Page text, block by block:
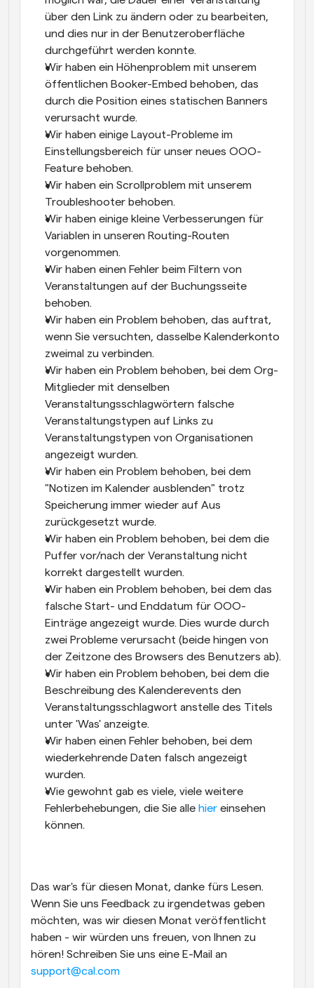
über den Link zu ändern oder zu bearbeiten,
und dies nur in der Benutzeroberfläche
durchgeführt werden konnte.
Wir haben ein Höhenproblem mit unserem
öffentlichen Booker-Embed behoben, das
durch die Position eines statischen Banners
verursacht wurde.
Wir haben einige Layout-Probleme im
Einstellungsbereich für unser neues OOO-
Feature behoben.
Wir haben ein Scrollproblem mit unserem
Troubleshooter behoben.
Wir haben einige kleine Verbesserungen für
Variablen in unseren Routing-Routen
vorgenommen.
Wir haben einen Fehler beim Filtern von
Veranstaltungen auf der Buchungsseite
behoben.
Wir haben ein Problem behoben, das auftrat,
wenn Sie versuchten, dasselbe Kalenderkonto
zweimal zu verbinden.
Wir haben ein Problem behoben, bei dem Org-
Mitglieder mit denselben
Veranstaltungsschlagwörtern falsche
Veranstaltungstypen auf Links zu
Veranstaltungstypen von Organisationen
angezeigt wurden.
Wir haben ein Problem behoben, bei dem
"Notizen im Kalender ausblenden" trotz
Speicherung immer wieder auf Aus
zurückgesetzt wurde.
Wir haben ein Problem behoben, bei dem die
Puffer vor/nach der Veranstaltung nicht
korrekt dargestellt wurden.
Wir haben ein Problem behoben, bei dem das
falsche Start- und Enddatum für OOO-
Einträge angezeigt wurde. Dies wurde durch
zwei Probleme verursacht (beide hingen von
der Zeitzone des Browsers des Benutzers ab).
Wir haben ein Problem behoben, bei dem die
Beschreibung des Kalenderevents den
Veranstaltungsschlagwort anstelle des Titels
unter 'Was' anzeigte.
Wir haben einen Fehler behoben, bei dem
wiederkehrende Daten falsch angezeigt
wurden.
Wie gewohnt gab es viele, viele weitere
Fehlerbehebungen, die Sie alle hier einsehen
können.
Das war's für diesen Monat, danke fürs Lesen.
Wenn Sie uns Feedback zu irgendetwas geben
möchten, was wir diesen Monat veröffentlicht
haben - wir würden uns freuen, von Ihnen zu
support@cal.com